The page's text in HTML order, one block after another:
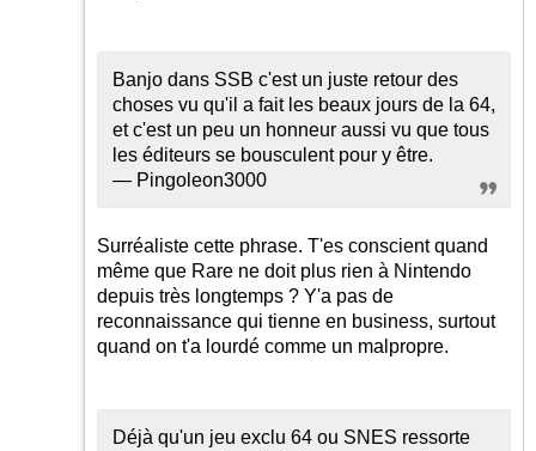
Banjo dans SSB c'est un juste retour des
choses vu qu'il a fait les beaux jours de la 64,
et c'est un peu un honneur aussi vu que tous
les éditeurs se bousculent pour y être.
— Pingoleon3000
Surréaliste cette phrase. T'es conscient quand
même que Rare ne doit plus rien à Nintendo
depuis très longtemps ? Y'a pas de
reconnaissance qui tienne en business, surtout
quand on t'a lourdé comme un malpropre.
Déjà qu'un jeu exclu 64 ou SNES ressorte